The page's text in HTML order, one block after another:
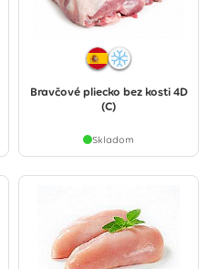
Bravčové pliecko bez kosti 4D
(C)
Skladom